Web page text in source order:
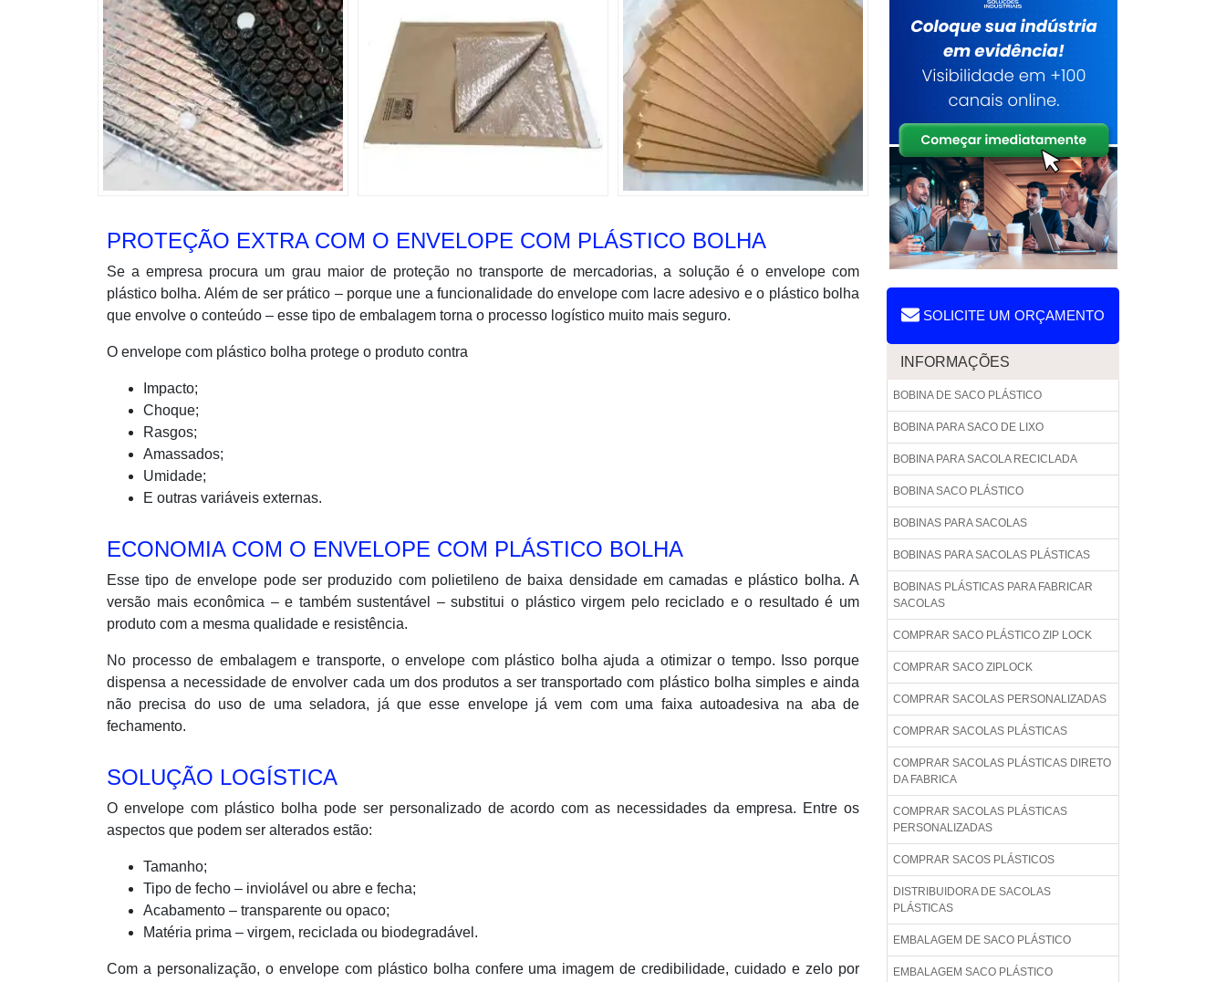
PROTEÇÃO EXTRA COM O ENVELOPE COM PLÁSTICO BOLHA
Se a empresa procura um grau maior de proteção no transporte de mercadorias, a solução é o envelope com
plástico bolha. Além de ser prático – porque une a funcionalidade do envelope com lacre adesivo e o plástico bolha
que envolve o conteúdo – esse tipo de embalagem torna o processo logístico muito mais seguro.
O envelope com plástico bolha protege o produto contra
Impacto;
Choque;
Rasgos;
Amassados;
Umidade;
E outras variáveis externas.
ECONOMIA COM O ENVELOPE COM PLÁSTICO BOLHA
Esse tipo de envelope pode ser produzido com polietileno de baixa densidade em camadas e plástico bolha. A
versão mais econômica – e também sustentável – substitui o plástico virgem pelo reciclado e o resultado é um
produto com a mesma qualidade e resistência.
No processo de embalagem e transporte, o envelope com plástico bolha ajuda a otimizar o tempo. Isso porque
dispensa a necessidade de envolver cada um dos produtos a ser transportado com plástico bolha simples e ainda
não precisa do uso de uma seladora, já que esse envelope já vem com uma faixa autoadesiva na aba de
fechamento.
SOLUÇÃO LOGÍSTICA
O envelope com plástico bolha pode ser personalizado de acordo com as necessidades da empresa. Entre os
aspectos que podem ser alterados estão:
Tamanho;
Tipo de fecho – inviolável ou abre e fecha;
Acabamento – transparente ou opaco;
Matéria prima – virgem, reciclada ou biodegradável.
Com a personalização, o envelope com plástico bolha confere uma imagem de credibilidade, cuidado e zelo por
SOLICITE UM ORÇAMENTO
INFORMAÇÕES
BOBINA DE SACO PLÁSTICO
BOBINA PARA SACO DE LIXO
BOBINA PARA SACOLA RECICLADA
BOBINA SACO PLÁSTICO
BOBINAS PARA SACOLAS
BOBINAS PARA SACOLAS PLÁSTICAS
BOBINAS PLÁSTICAS PARA FABRICAR
SACOLAS
COMPRAR SACO PLÁSTICO ZIP LOCK
COMPRAR SACO ZIPLOCK
COMPRAR SACOLAS PERSONALIZADAS
COMPRAR SACOLAS PLÁSTICAS
COMPRAR SACOLAS PLÁSTICAS DIRETO
DA FABRICA
COMPRAR SACOLAS PLÁSTICAS
PERSONALIZADAS
COMPRAR SACOS PLÁSTICOS
DISTRIBUIDORA DE SACOLAS
PLÁSTICAS
EMBALAGEM DE SACO PLÁSTICO
EMBALAGEM SACO PLÁSTICO